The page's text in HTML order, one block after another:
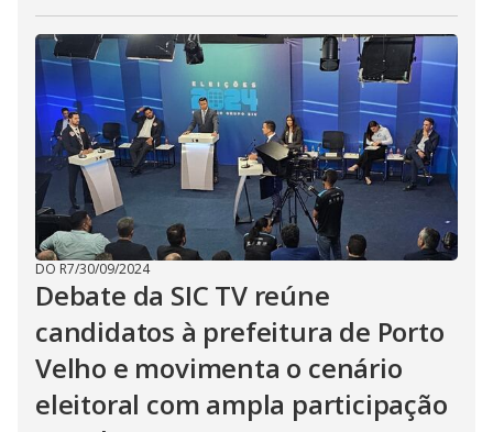
DO R7/30/09/2024
Debate da SIC TV reúne
candidatos à prefeitura de Porto
Velho e movimenta o cenário
eleitoral com ampla participação